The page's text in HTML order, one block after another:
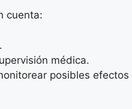
cuenta:
médica.
posibles efectos